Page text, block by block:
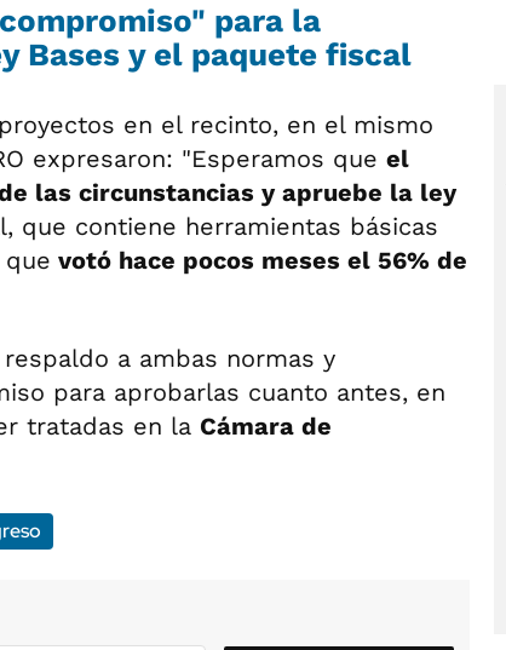
para la
Bases y el paquete fiscal
en el recinto, en el mismo
expresaron: "Esperamos que el
las circunstancias y apruebe la ley
que contiene herramientas básicas
votó hace pocos meses el 56% de
a ambas normas y
para aprobarlas cuanto antes, en
tratadas en la Cámara de